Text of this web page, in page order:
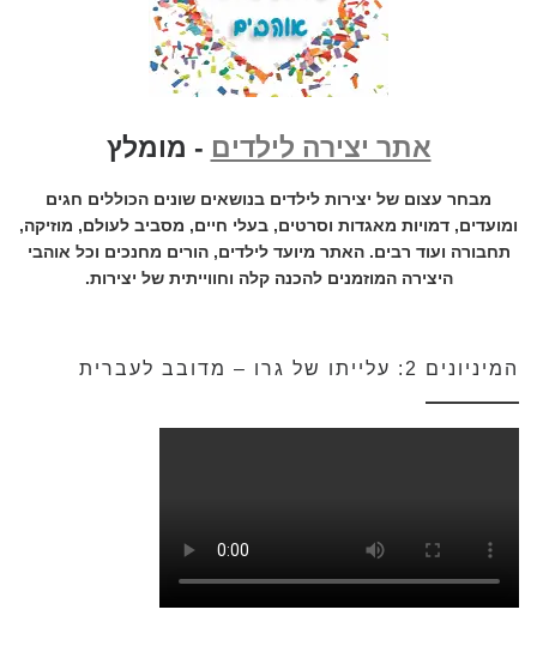
אתר יצירה לילדים - מומלץ
מבחר עצום של יצירות לילדים בנושאים שונים הכוללים חגים
ומועדים, דמויות מאגדות וסרטים, בעלי חיים, מסביב לעולם, מוזיקה,
תחבורה ועוד רבים. האתר מיועד לילדים, הורים מחנכים וכל אוהבי
היצירה המוזמנים להכנה קלה וחווייתית של יצירות.
המיניונים 2: עלייתו של גרו – מדובב לעברית